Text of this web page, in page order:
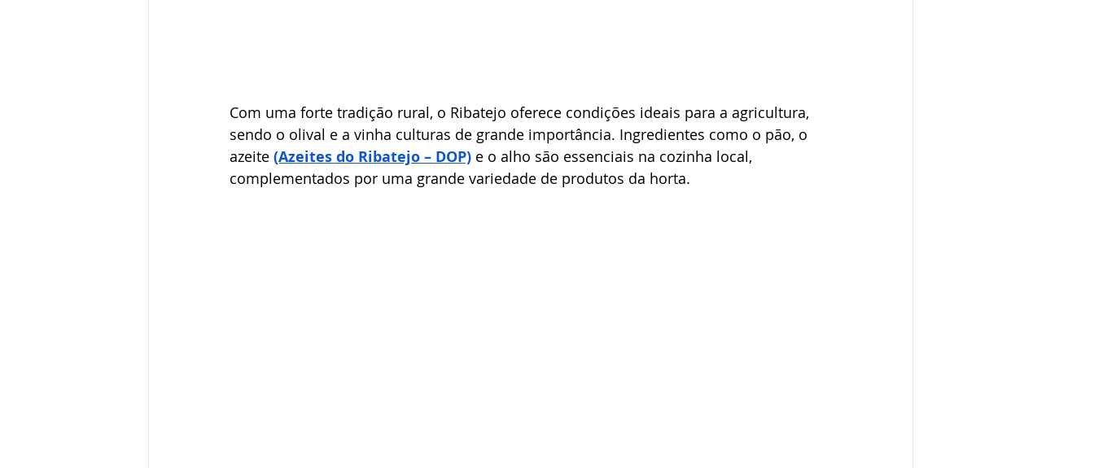
Com uma forte tradição rural, o Ribatejo oferece condições ideais para a agricultura,
sendo o olival e a vinha culturas de grande importância. Ingredientes como o pão, o
azeite (Azeites do Ribatejo – DOP) e o alho são essenciais na cozinha local,
complementados por uma grande variedade de produtos da horta.